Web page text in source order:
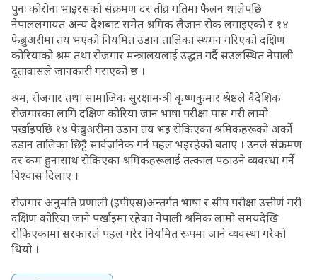
पुनः कोरोना भाइरसको संक्रमण दर तीव्र गतिमा फैलन थालेपछि
नेपाललगायत अन्य देशबाट समेत श्रमिक लैजान रोक लगाइएको र १४
फेब्रुअरीमा तय भएको नियमित उडान तालिका स्थगन गरिएको दक्षिण
कोरियाको श्रम तथा रोजगार मन्त्रालयलाई उद्धत गर्दै सउलस्थित नेपाली
दूतावासले जानकारी गराएको छ ।
श्रम, रोजगार तथा सामाजिक सुरक्षामन्त्री कृष्णकुमार श्रेष्ठले वैदेशिक
रोजगारका लागि दक्षिण कोरिया जान भाषा परीक्षा पास गरी लामो
पर्खाइपछि १४ फेब्रुअरीमा उडान तय भइ रोकिएका श्रमिकहरूको अर्को
उडान तालिका छिट्टै सार्वजनिक गर्न पहल भइरहेको बताए । उनले संक्रमण
दर कम हुनासाथ रोकिएका श्रमिकहरूलाई तत्काल पठाउने व्यवस्था गर्ने
विश्वास दिलाए ।
रोजगार अनुमति प्रणाली (इपीएस)अन्तर्गत भाषा र सीप परीक्षा उत्तीर्ण गरी
दक्षिण कोरिया जाने पर्खाइमा रहेका नेपाली श्रमिक लामो समयदेखि
रोकिएकामा सरकारले पहल गरेर नियमित रूपमा जाने व्यवस्था गरेको
थियो ।